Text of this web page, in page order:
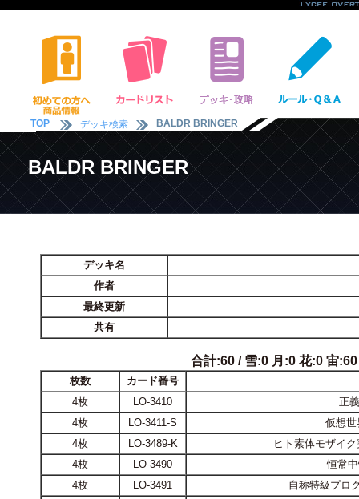
TOP デッキ検索 BALDR BRINGER
BALDR BRINGER
デッキ名
作者
最終更新
共有
合計:60 / 雪:0 月:0 花:0 宙
枚数
カード番号
4枚
LO-3410
正
4枚
LO-3411-S
仮想世
4枚
LO-3489-K
ヒト素体モザイ
4枚
LO-3490
恒常
4枚
LO-3491
自称特級プロ